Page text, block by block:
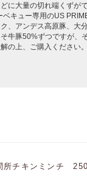
に大量の切れ端くずが
キュー専用のUS
、アンデス高原豚、大
牛豚50%ずつですが、
の上、ご購入ください
所チキンミンチ